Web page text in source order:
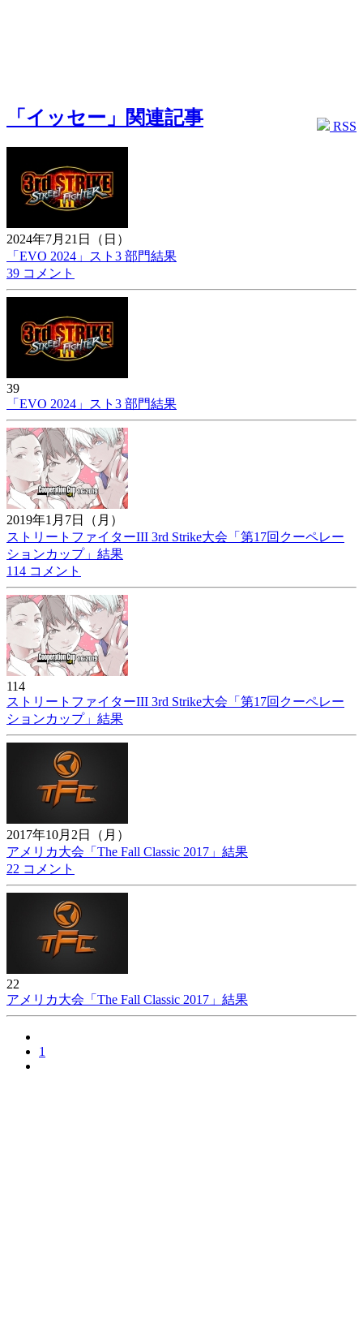
RSS
「イッセー」関連記事
2024年7月21日（日）
「EVO 2024」スト3 部門結果
39 コメント
39
「EVO 2024」スト3 部門結果
2019年1月7日（月）
ストリートファイターIII 3rd Strike大会「第17回クーペレー
ションカップ」結果
114 コメント
114
ストリートファイターIII 3rd Strike大会「第17回クーペレー
ションカップ」結果
2017年10月2日（月）
アメリカ大会「The Fall Classic 2017」結果
22 コメント
22
アメリカ大会「The Fall Classic 2017」結果
1